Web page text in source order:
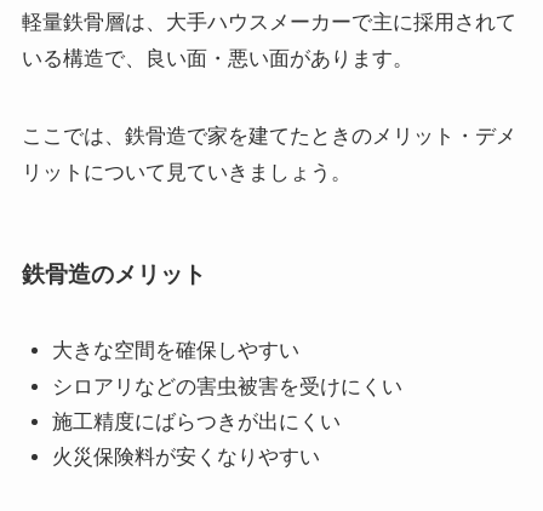
軽量鉄骨層は、大手ハウスメーカーで主に採用されて
いる構造で、良い面・悪い面があります。
ここでは、鉄骨造で家を建てたときのメリット・デメ
リットについて見ていきましょう。
鉄骨造のメリット
大きな空間を確保しやすい
シロアリなどの害虫被害を受けにくい
施工精度にばらつきが出にくい
火災保険料が安くなりやすい